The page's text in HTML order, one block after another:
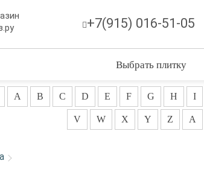
+7(915) 016-51-05
Выбрать плитку
A B C D E F G H I
V W X Y Z А